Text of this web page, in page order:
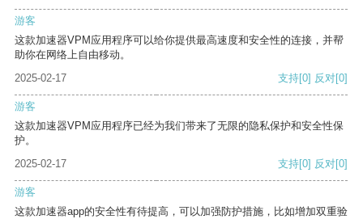
游客
这款加速器VPM应用程序可以给你提供最高速度和安全性的连接，并帮
助你在网络上自由移动。
2025-02-17
支持[0] 反对[0]
游客
这款加速器VPM应用程序已经为我们带来了无限的隐私保护和安全性保
护。
2025-02-17
支持[0] 反对[0]
游客
这款加速器app的安全性有待提高，可以加强防护措施，比如增加双重验